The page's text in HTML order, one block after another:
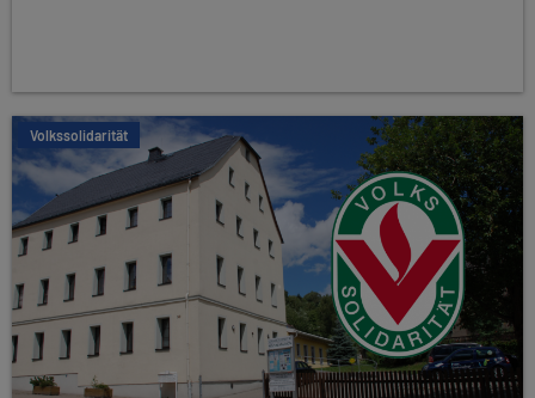
Volkssolidarität